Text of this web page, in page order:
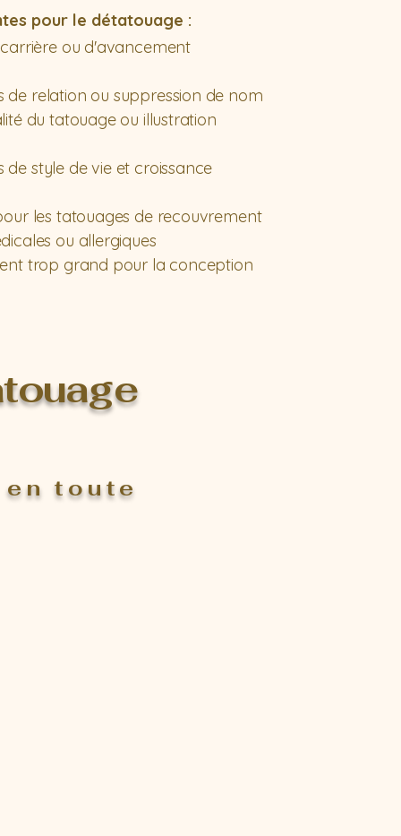
pour le détatouage :
carrière ou d'avancement
de relation ou suppression de nom
du tatouage ou illustration
de style de vie et croissance
les tatouages de recouvrement
ou allergiques
trop grand pour la conception
toute